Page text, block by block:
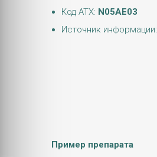
Код АТХ: N05AE03
Источник информации:
Пример препарата